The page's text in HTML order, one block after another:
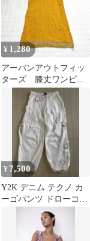
¥ 1,280
アーバンアウトフィッ
ターズ 膝丈ワンピー
ス 刺繍 チュニッ
ク XS 小さいサイズ
¥ 7,500
Y2K デニム テクノ カ
ーゴパンツ ドローコー
ド 極太 Tech